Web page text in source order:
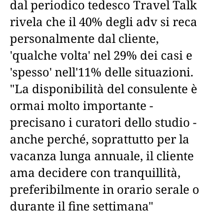
dal periodico tedesco Travel Talk
rivela che il 40% degli adv si reca
personalmente dal cliente,
'qualche volta' nel 29% dei casi e
'spesso' nell'11% delle situazioni.
"La disponibilità del consulente è
ormai molto importante -
precisano i curatori dello studio -
anche perché, soprattutto per la
vacanza lunga annuale, il cliente
ama decidere con tranquillità,
preferibilmente in orario serale o
durante il fine settimana"